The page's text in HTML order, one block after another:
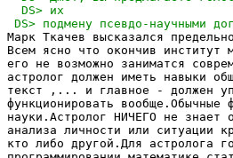
Марк Ткачев высказался
Всем ясно что окончив институт
его не возможно заниматся
астролог должен иметь навыки
текст ,... и главное - должен
функционировать
науки.Астролог НИЧЕГО не знает
анализа личности или ситуации
кто либо другой.Для астролога